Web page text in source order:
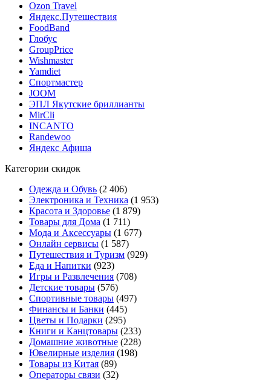
Ozon Travel
Яндекс.Путешествия
FoodBand
Глобус
GroupPrice
Wishmaster
Yamdiet
Спортмастер
JOOM
ЭПЛ Якутские бриллианты
MirCli
INCANTO
Randewoo
Яндекс Афиша
Категории скидок
Одежда и Обувь (2 406)
Электроника и Техника (1 953)
Красота и Здоровье (1 879)
Товары для Дома (1 711)
Мода и Аксессуары (1 677)
Онлайн сервисы (1 587)
Путешествия и Туризм (929)
Еда и Напитки (923)
Игры и Развлечения (708)
Детские товары (576)
Спортивные товары (497)
Финансы и Банки (445)
Цветы и Подарки (295)
Книги и Канцтовары (233)
Домашние животные (228)
Ювелирные изделия (198)
Товары из Китая (89)
Операторы связи (32)